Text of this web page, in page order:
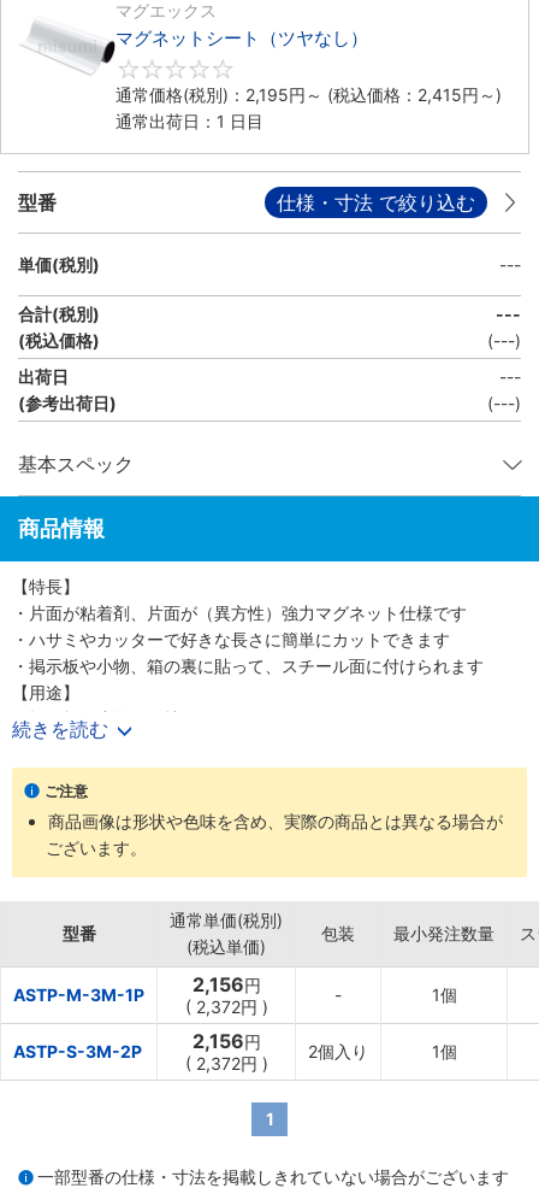
マグエックス
マグネットシート（ツヤなし）
通常価格(税別)： 2,195円 ～ (税込価格： 2,415円 ～)
通常出荷日：1 日目
型番 仕様・寸法 で絞り込む
単価(税別) ---
合計(税別)
(税込価格)
---
(---)
出荷日
(参考出荷日)
---
(---)
基本スペック
商品情報
【特長】
・片面が粘着剤、片面が（異方性）強力マグネット仕様です
・ハサミやカッターで好きな長さに簡単にカットできます
・掲示板や小物、箱の裏に貼って、スチール面に付けられます
【用途】
・掲示板や小物の保持に
・大きめのBOXやキーボックス等の保持に
・大型ホワイトボードや屋内で使用する看板などの保持に
・工具等の保持に
【材質】
・ゴムマグネット（異方性）
・粘着材
続きを読む
ご注意
商品画像は形状や色味を含め、実際の商品とは異なる場合が
ございます。
型番
通常単価(税別)
(税込単価)
包装 最小発注数量
ASTP-M-3M-1P 2,156円
( 2,372円 )
- 1個
ASTP-S-3M-2P 2,156円
( 2,372円 )
2個入り 1個
1
一部型番の仕様・寸法を掲載しきれていない場合がございます